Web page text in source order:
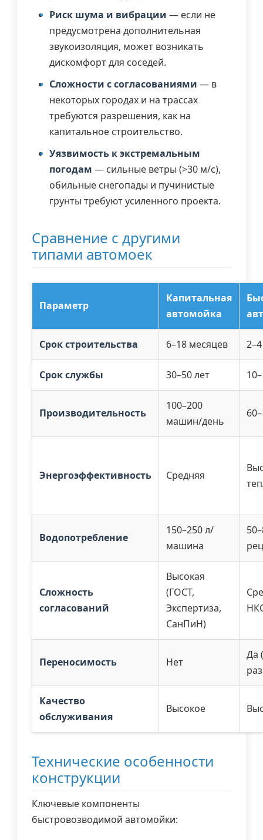
Риск шума и вибрации — если не
предусмотрена дополнительная
звукоизоляция, может возникать
дискомфорт для соседей.
Сложности с согласованиями — в
некоторых городах и на трассах
требуются разрешения, как на
капитальное строительство.
Уязвимость к экстремальным
погодам — сильные ветры (>30 м/с),
обильные снегопады и пучинистые
грунты требуют усиленного проекта.
Сравнение с другими
типами автомоек
Параметр
Капитальная
автомойка
Срок строительства 6–18 месяцев
Срок службы 30–50 лет
Производительность
100–200
машин/день
Энергоэффективность Средняя
Водопотребление
150–250 л/
машина
Сложность
согласований
Высокая
(ГОСТ,
Экспертиза,
СанПиН)
Переносимость Нет
Да
Качество
обслуживания
Высокое
Технические особенности
конструкции
Ключевые компоненты
быстровозводимой автомойки: